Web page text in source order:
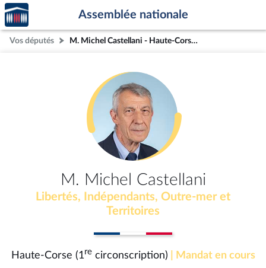
Aller au contenu
Aller en bas de la page
Accèder
à la
page
d'accueil
Assemblée nationale
Vos députés M. Michel Castellani - Haute-Corse (1re circonscription)
M. Michel Castellani
Libertés, Indépendants, Outre-mer et
Territoires
Haute-Corse (1recirconscription) | Mandat en cours